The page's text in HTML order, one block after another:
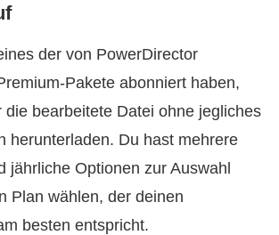
der von PowerDirector
abonniert haben,
die bearbeitete Datei ohne jegliches
herunterladen. Du hast mehrere
jährliche Optionen zur Auswahl
Plan wählen, der deinen
besten entspricht.